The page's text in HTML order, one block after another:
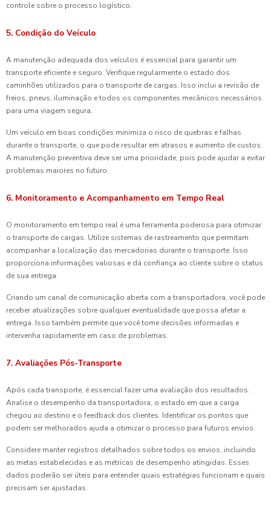
controle sobre o processo logístico.
5. Condição do Veículo
A manutenção adequada dos veículos é essencial para garantir um
transporte eficiente e seguro. Verifique regularmente o estado dos
caminhões utilizados para o transporte de cargas. Isso inclui a revisão de
freios, pneus, iluminação e todos os componentes mecânicos necessários
para uma viagem segura.
Um veículo em boas condições minimiza o risco de quebras e falhas
durante o transporte, o que pode resultar em atrasos e aumento de custos.
A manutenção preventiva deve ser uma prioridade, pois pode ajudar a evitar
problemas maiores no futuro.
6. Monitoramento e Acompanhamento em Tempo Real
O monitoramento em tempo real é uma ferramenta poderosa para otimizar
o transporte de cargas. Utilize sistemas de rastreamento que permitam
acompanhar a localização das mercadorias durante o transporte. Isso
proporciona informações valiosas e dá confiança ao cliente sobre o status
de sua entrega.
Criando um canal de comunicação aberta com a transportadora, você pode
receber atualizações sobre qualquer eventualidade que possa afetar a
entrega. Isso também permite que você tome decisões informadas e
intervenha rapidamente em caso de problemas.
7. Avaliações Pós-Transporte
Após cada transporte, é essencial fazer uma avaliação dos resultados.
Analise o desempenho da transportadora, o estado em que a carga
chegou ao destino e o feedback dos clientes. Identificar os pontos que
podem ser melhorados ajuda a otimizar o processo para futuros envios.
Considere manter registros detalhados sobre todos os envios, incluindo
as metas estabelecidas e as métricas de desempenho atingidas. Esses
dados poderão ser úteis para entender quais estratégias funcionam e quais
precisam ser ajustadas.